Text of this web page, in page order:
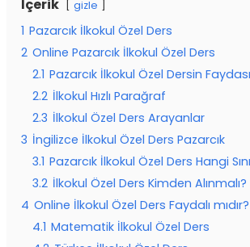
İçerik gizle
1 Pazarcık İlkokul Özel Ders
2 Online Pazarcık İlkokul Özel Ders
2.1 Pazarcık İlkokul Özel Dersin
2.2 İlkokul Hızlı Parağraf
2.3 İlkokul Özel Ders Arayanlar
3 İngilizce İlkokul Özel Ders Pazarcık
3.1 Pazarcık İlkokul Özel Ders Hangi
3.2 İlkokul Özel Ders Kimden Alınmalı?
4 Online İlkokul Özel Ders Faydalı mıdır?
4.1 Matematik İlkokul Özel Ders